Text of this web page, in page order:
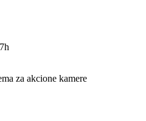
za akcione kamere